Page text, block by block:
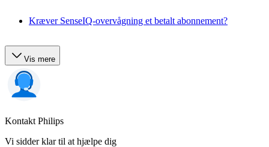
Kræver SenseIQ-overvågning et betalt abonnement?
Vis mere
Kontakt Philips
Vi sidder klar til at hjælpe dig